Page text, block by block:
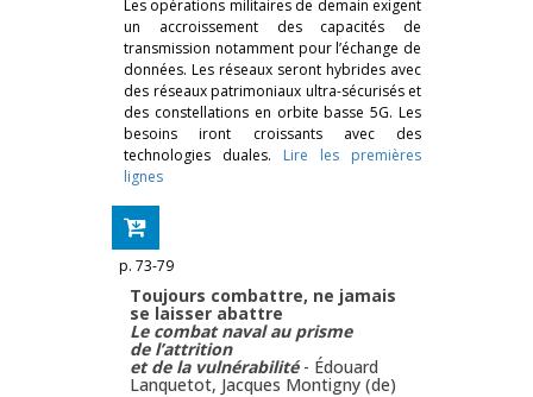
Les opérations militaires de demain exigent
un accroissement des capacités de
transmission notamment pour l’échange de
données. Les réseaux seront hybrides avec
des réseaux patrimoniaux ultra-sécurisés et
des constellations en orbite basse 5G. Les
besoins iront croissants avec des
technologies duales. Lire les premières
lignes
p. 73-79
Toujours combattre, ne jamais
se laisser abattre
Le combat naval au prisme
de l’attrition
et de la vulnérabilité - Édouard
Lanquetot, Jacques Montigny (de)